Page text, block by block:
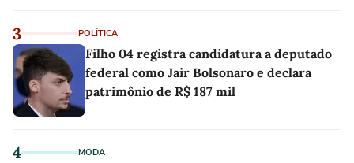
3 POLÍTICA
Filho 04 registra candidatura a deputado
federal como Jair Bolsonaro e declara
patrimônio de R$ 187 mil
4 MODA